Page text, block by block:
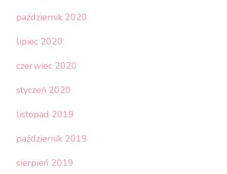
październik 2020
lipiec 2020
czerwiec 2020
styczeń 2020
listopad 2019
październik 2019
sierpień 2019